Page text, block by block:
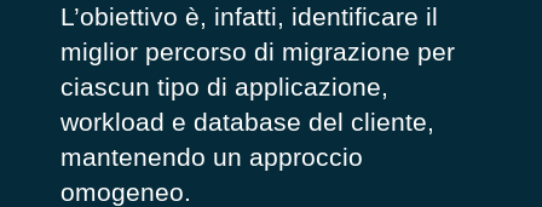
L’obiettivo è, infatti, identificare il
miglior percorso di migrazione per
ciascun tipo di applicazione,
workload e database del cliente,
mantenendo un approccio
omogeneo.